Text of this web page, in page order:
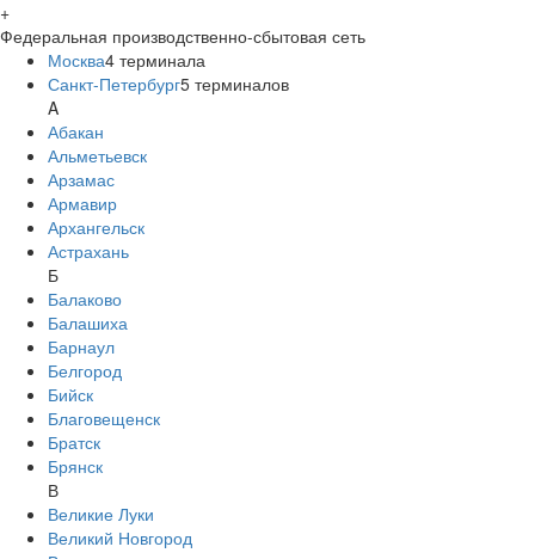
+
Федеральная производственно-сбытовая сеть
Москва4 терминала
Санкт-Петербург5 терминалов
A
Абакан
Альметьевск
Арзамас
Армавир
Архангельск
Астрахань
Б
Балаково
Балашиха
Барнаул
Белгород
Бийск
Благовещенск
Братск
Брянск
В
Великие Луки
Великий Новгород